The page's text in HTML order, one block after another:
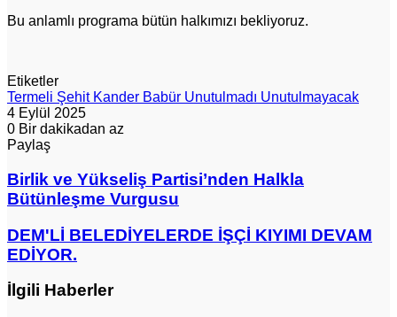
Bu anlamlı programa bütün halkımızı bekliyoruz.
Etiketler
Termeli Şehit Kander Babür Unutulmadı Unutulmayacak
4 Eylül 2025
0 Bir dakikadan az
Paylaş
Posta
ile
paylaş
Birlik
ve
Yükseliş
Partisi’nden
Halkla
Bütünleşme
Birlik ve Yükseliş Partisi’nden Halkla
Bütünleşme Vurgusu
DEM'Lİ
BELEDİYELERDE
İŞÇİ
KIYIMI
DEVAM
DEM'Lİ BELEDİYELERDE İŞÇİ KIYIMI DEVAM
EDİYOR.
İlgili Haberler